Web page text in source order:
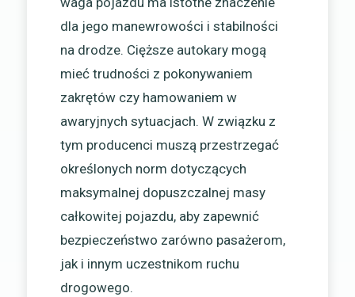
dla jego manewrowości i stabilności
na drodze. Cięższe autokary mogą
mieć trudności z pokonywaniem
zakrętów czy hamowaniem w
awaryjnych sytuacjach. W związku z
tym producenci muszą przestrzegać
określonych norm dotyczących
maksymalnej dopuszczalnej masy
całkowitej pojazdu, aby zapewnić
bezpieczeństwo zarówno pasażerom,
jak i innym uczestnikom ruchu
drogowego.